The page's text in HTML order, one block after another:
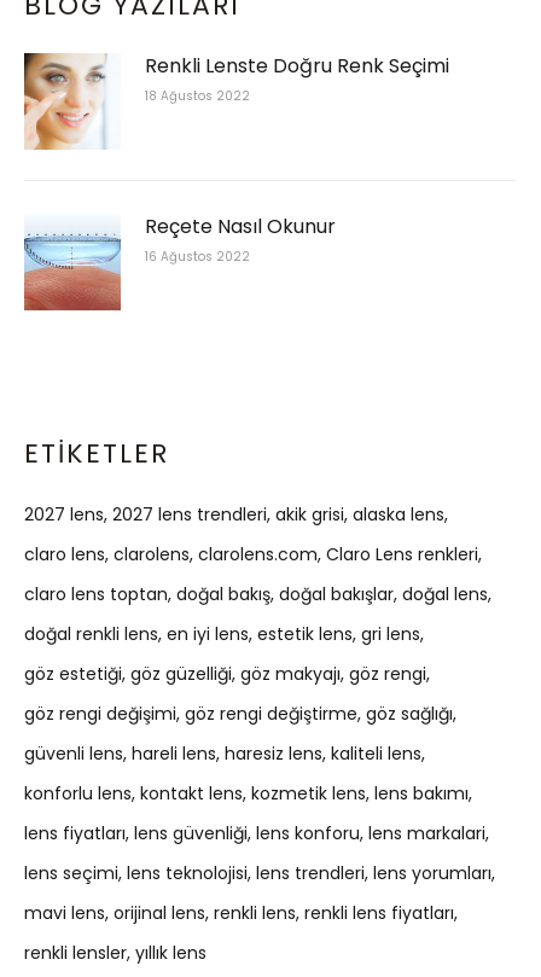
Renkli Lenste Doğru Renk Seçimi
18 Ağustos 2022
Reçete Nasıl Okunur
16 Ağustos 2022
ETIKETLER
2027 lens 2027 lens trendleri akik grisi alaska lens
claro lens clarolens clarolens.com Claro Lens renkleri
claro lens toptan doğal bakış doğal bakışlar doğal lens
doğal renkli lens en iyi lens estetik lens gri lens
göz estetiği göz güzelliği göz makyajı göz rengi
göz rengi değişimi göz rengi değiştirme göz sağlığı
güvenli lens hareli lens haresiz lens kaliteli lens
konforlu lens kontakt lens kozmetik lens lens bakımı
lens fiyatları lens güvenliği lens konforu lens markalari
lens seçimi lens teknolojisi lens trendleri lens yorumları
mavi lens orijinal lens renkli lens renkli lens fiyatları
renkli lensler yıllık lens